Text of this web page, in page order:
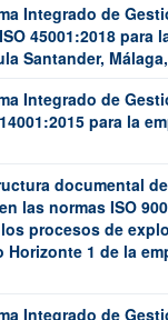
Integrado de
45001:2018 para
Santander,
Integrado de
para la
documental
las normas ISO
los procesos de
Horizonte 1 de la
Integrado de